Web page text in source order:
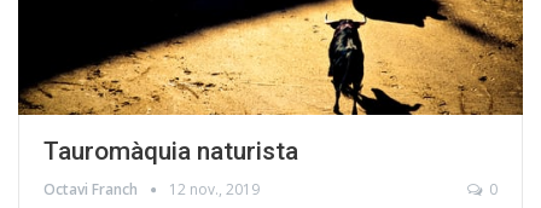
Tauromàquia naturista
Octavi Franch 12 nov., 2019 0